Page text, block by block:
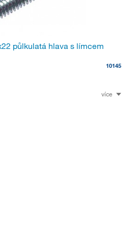
půlkulatá hlava s límcem
10145
více